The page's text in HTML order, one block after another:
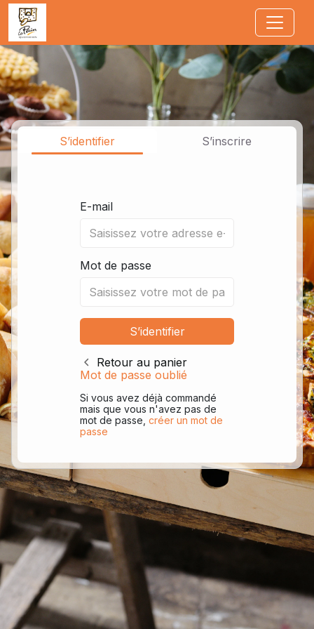
Jump to main content
S’identifier S’inscrire
E-mail
Mot de passe
Retour au panier
Mot de passe oublié
Si vous avez déjà commandé
mais que vous n'avez pas de
mot de passe, créer un mot de
passe